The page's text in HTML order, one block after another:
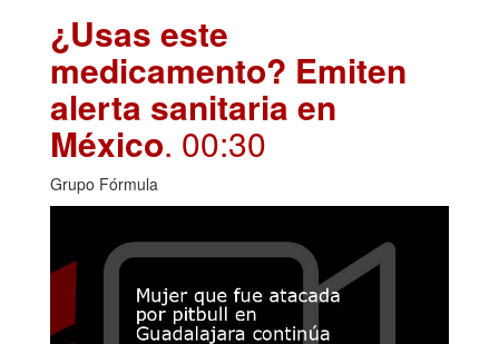
¿Usas este
medicamento? Emiten
alerta sanitaria en
México. 00:30
Grupo Fórmula